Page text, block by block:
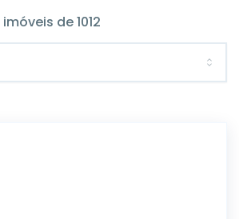
imóveis de1012